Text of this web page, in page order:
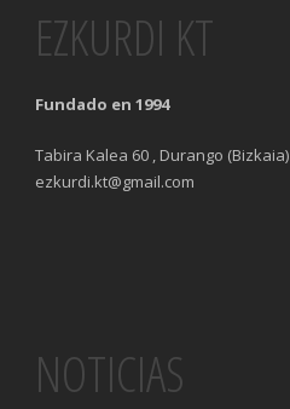
EZKURDI KT
Fundado en 1994
Tabira Kalea 60 , Durango (Bizkaia)
ezkurdi.kt@gmail.com
NOTICIAS